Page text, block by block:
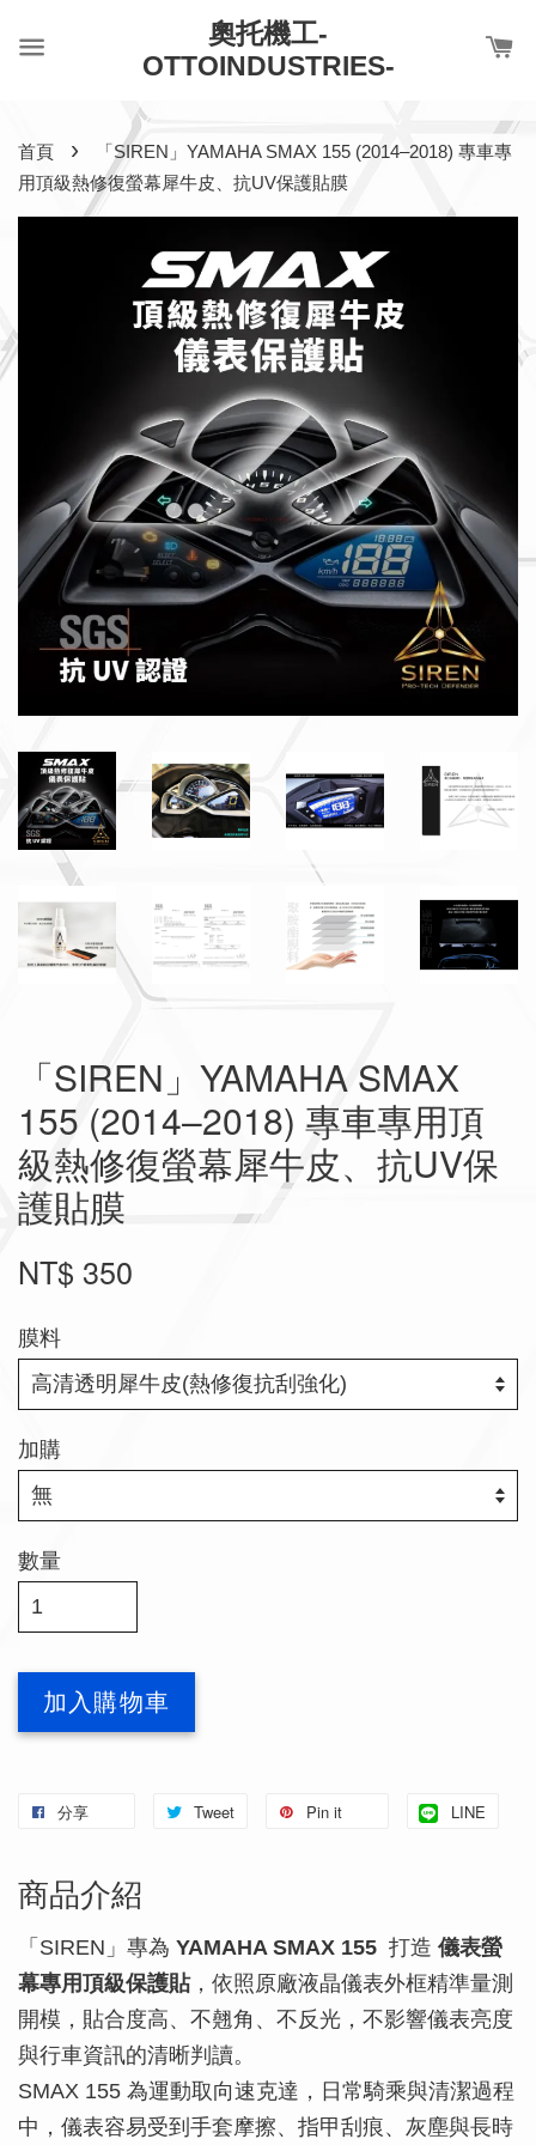
奧托機工-
OTTOINDUSTRIES-
首頁 ›
「SIREN」YAMAHA SMAX 155 (2014–2018) 專車專
用頂級熱修復螢幕犀牛皮、抗UV保護貼膜
「SIREN」YAMAHA SMAX
155 (2014–2018) 專車專用頂
級熱修復螢幕犀牛皮、抗UV保
護貼膜
NT$ 350
膜料
加購
數量
加入購物車
分享 Tweet Pin it LINE
商品介紹
「SIREN」專為 YAMAHA SMAX 155 打造 儀表螢
幕專用頂級保護貼，依照原廠液晶儀表外框精準量測
開模，貼合度高、不翹角、不反光，不影響儀表亮度
與行車資訊的清晰判讀。
SMAX 155 為運動取向速克達，日常騎乘與清潔過程
中，儀表容易受到手套摩擦、指甲刮痕、灰塵與長時